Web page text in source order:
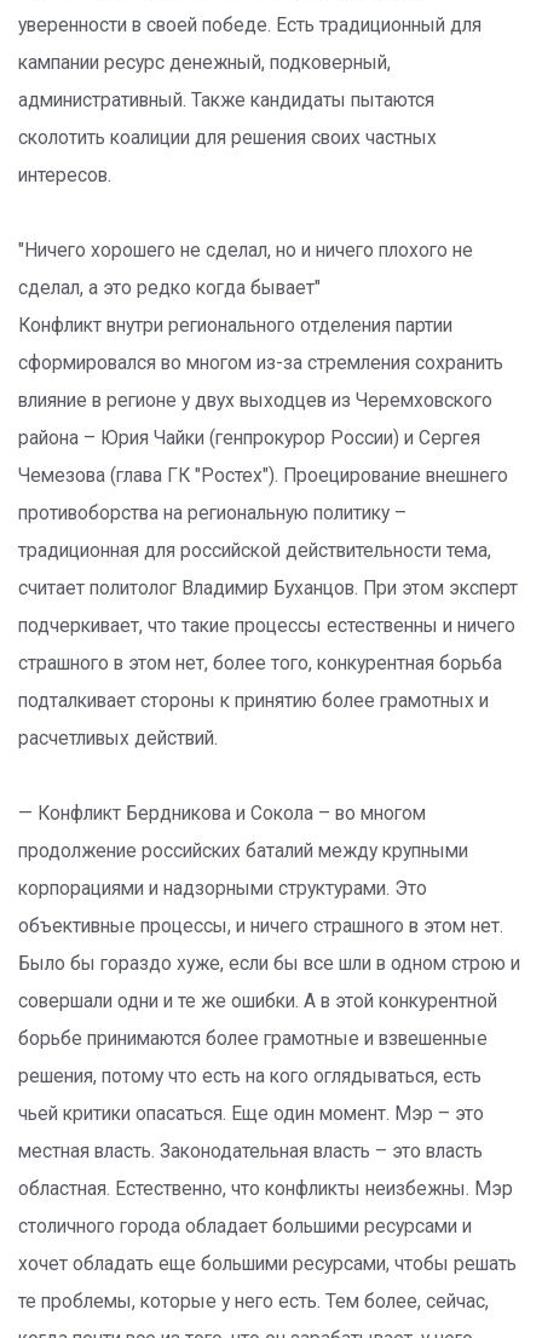
уверенности в своей победе. Есть традиционный для
кампании ресурс денежный, подковерный,
административный. Также кандидаты пытаются
сколотить коалиции для решения своих частных
интересов.
"Ничего хорошего не сделал, но и ничего плохого не
сделал, а это редко когда бывает"
Конфликт внутри регионального отделения партии
сформировался во многом из-за стремления сохранить
влияние в регионе у двух выходцев из Черемховского
района – Юрия Чайки (генпрокурор России) и Сергея
Чемезова (глава ГК "Ростех"). Проецирование внешнего
противоборства на региональную политику –
традиционная для российской действительности тема,
считает политолог Владимир Буханцов. При этом эксперт
подчеркивает, что такие процессы естественны и ничего
страшного в этом нет, более того, конкурентная борьба
подталкивает стороны к принятию более грамотных и
расчетливых действий.
— Конфликт Бердникова и Сокола – во многом
продолжение российских баталий между крупными
корпорациями и надзорными структурами. Это
объективные процессы, и ничего страшного в этом нет.
Было бы гораздо хуже, если бы все шли в одном строю и
совершали одни и те же ошибки. А в этой конкурентной
борьбе принимаются более грамотные и взвешенные
решения, потому что есть на кого оглядываться, есть
чьей критики опасаться. Еще один момент. Мэр – это
местная власть. Законодательная власть – это власть
областная. Естественно, что конфликты неизбежны. Мэр
столичного города обладает большими ресурсами и
хочет обладать еще большими ресурсами, чтобы решать
те проблемы, которые у него есть. Тем более, сейчас,